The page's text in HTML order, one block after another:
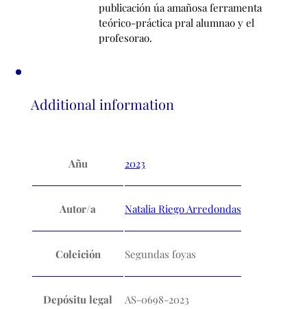
publicación úa amañosa ferramenta
teórico-práctica pral alumnao y el
profesorao.
Additional information
Añu 2023
Autor/a Natalia Riego Arredondas
Coleición Segundas foyas
Depósitu legal AS-0698-2023